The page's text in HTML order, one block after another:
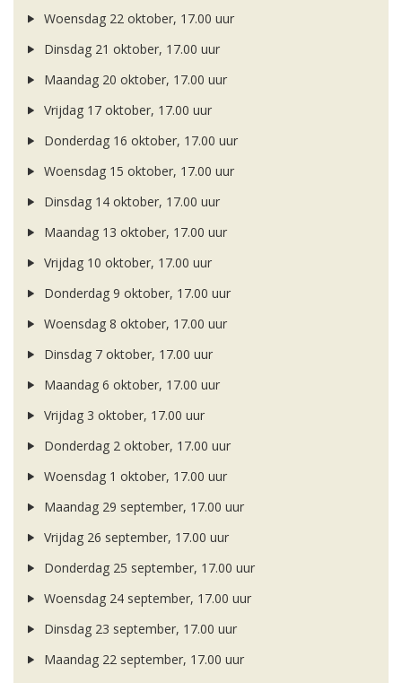
Woensdag 22 oktober, 17.00 uur
Dinsdag 21 oktober, 17.00 uur
Maandag 20 oktober, 17.00 uur
Vrijdag 17 oktober, 17.00 uur
Donderdag 16 oktober, 17.00 uur
Woensdag 15 oktober, 17.00 uur
Dinsdag 14 oktober, 17.00 uur
Maandag 13 oktober, 17.00 uur
Vrijdag 10 oktober, 17.00 uur
Donderdag 9 oktober, 17.00 uur
Woensdag 8 oktober, 17.00 uur
Dinsdag 7 oktober, 17.00 uur
Maandag 6 oktober, 17.00 uur
Vrijdag 3 oktober, 17.00 uur
Donderdag 2 oktober, 17.00 uur
Woensdag 1 oktober, 17.00 uur
Maandag 29 september, 17.00 uur
Vrijdag 26 september, 17.00 uur
Donderdag 25 september, 17.00 uur
Woensdag 24 september, 17.00 uur
Dinsdag 23 september, 17.00 uur
Maandag 22 september, 17.00 uur